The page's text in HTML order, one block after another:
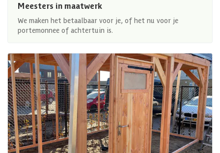
Meesters in maatwerk
We maken het betaalbaar voor je, of het nu voor je
portemonnee of achtertuin is.